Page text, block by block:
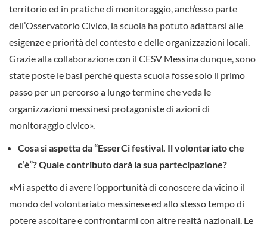
territorio ed in pratiche di monitoraggio, anch’esso parte
dell’Osservatorio Civico, la scuola ha potuto adattarsi alle
esigenze e priorità del contesto e delle organizzazioni locali.
Grazie alla collaborazione con il CESV Messina dunque, sono
state poste le basi perché questa scuola fosse solo il primo
passo per un percorso a lungo termine che veda le
organizzazioni messinesi protagoniste di azioni di
monitoraggio civico».
Cosa si aspetta da “EsserCi festival. Il volontariato che
c’è”? Quale contributo darà la sua partecipazione?
«Mi aspetto di avere l’opportunità di conoscere da vicino il
mondo del volontariato messinese ed allo stesso tempo di
potere ascoltare e confrontarmi con altre realtà nazionali. Le